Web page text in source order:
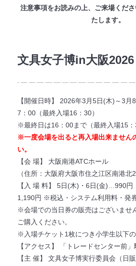
注意事項をお読みの上、ご来場くだ
たします。
文具女子博in大阪
【開催日時】 2026年3月5日(木)～3月
7：00（最終入場16：30）
※最終日は16：00まで（最終入場15：
※一度会場を出ると再入場出来ません
い。
【会 場】 大阪南港ATCホール
（住所：大阪府大阪市住之江区南港北2
【入 場 料】 5日(木)・6日(金)…990
1,190円 ※税込・システム利用料・発
※会場での当日券の販売はございませ
ご購入ください。
※入場チケット1枚につき小学生以下
【アクセス】 「トレードセンター前
【主 催】 文具女子博実行委員会（日